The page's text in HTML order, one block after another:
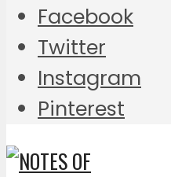
Facebook
Twitter
Instagram
Pinterest